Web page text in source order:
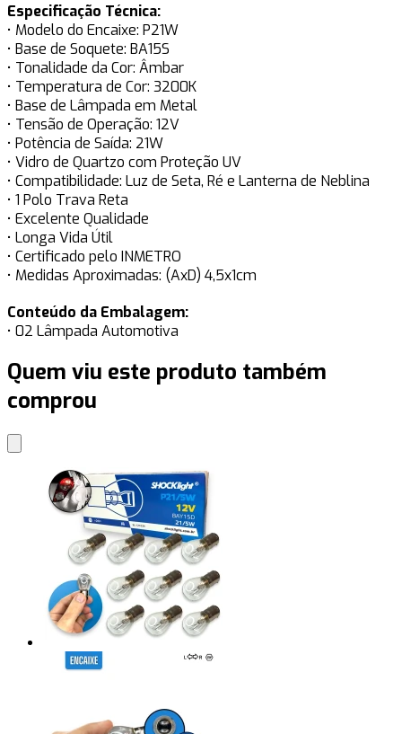
Especificação Técnica:
• Modelo do Encaixe: P21W
• Base de Soquete: BA15S
• Tonalidade da Cor: Âmbar
• Temperatura de Cor: 3200K
• Base de Lâmpada em Metal
• Tensão de Operação: 12V
• Potência de Saída: 21W
• Vidro de Quartzo com Proteção UV
• Compatibilidade: Luz de Seta, Ré e Lanterna de Neblina
• 1 Polo Trava Reta
• Excelente Qualidade
• Longa Vida Útil
• Certificado pelo INMETRO
• Medidas Aproximadas: (AxD) 4,5x1cm
Conteúdo da Embalagem:
• 02 Lâmpada Automotiva
Quem viu este produto também
comprou